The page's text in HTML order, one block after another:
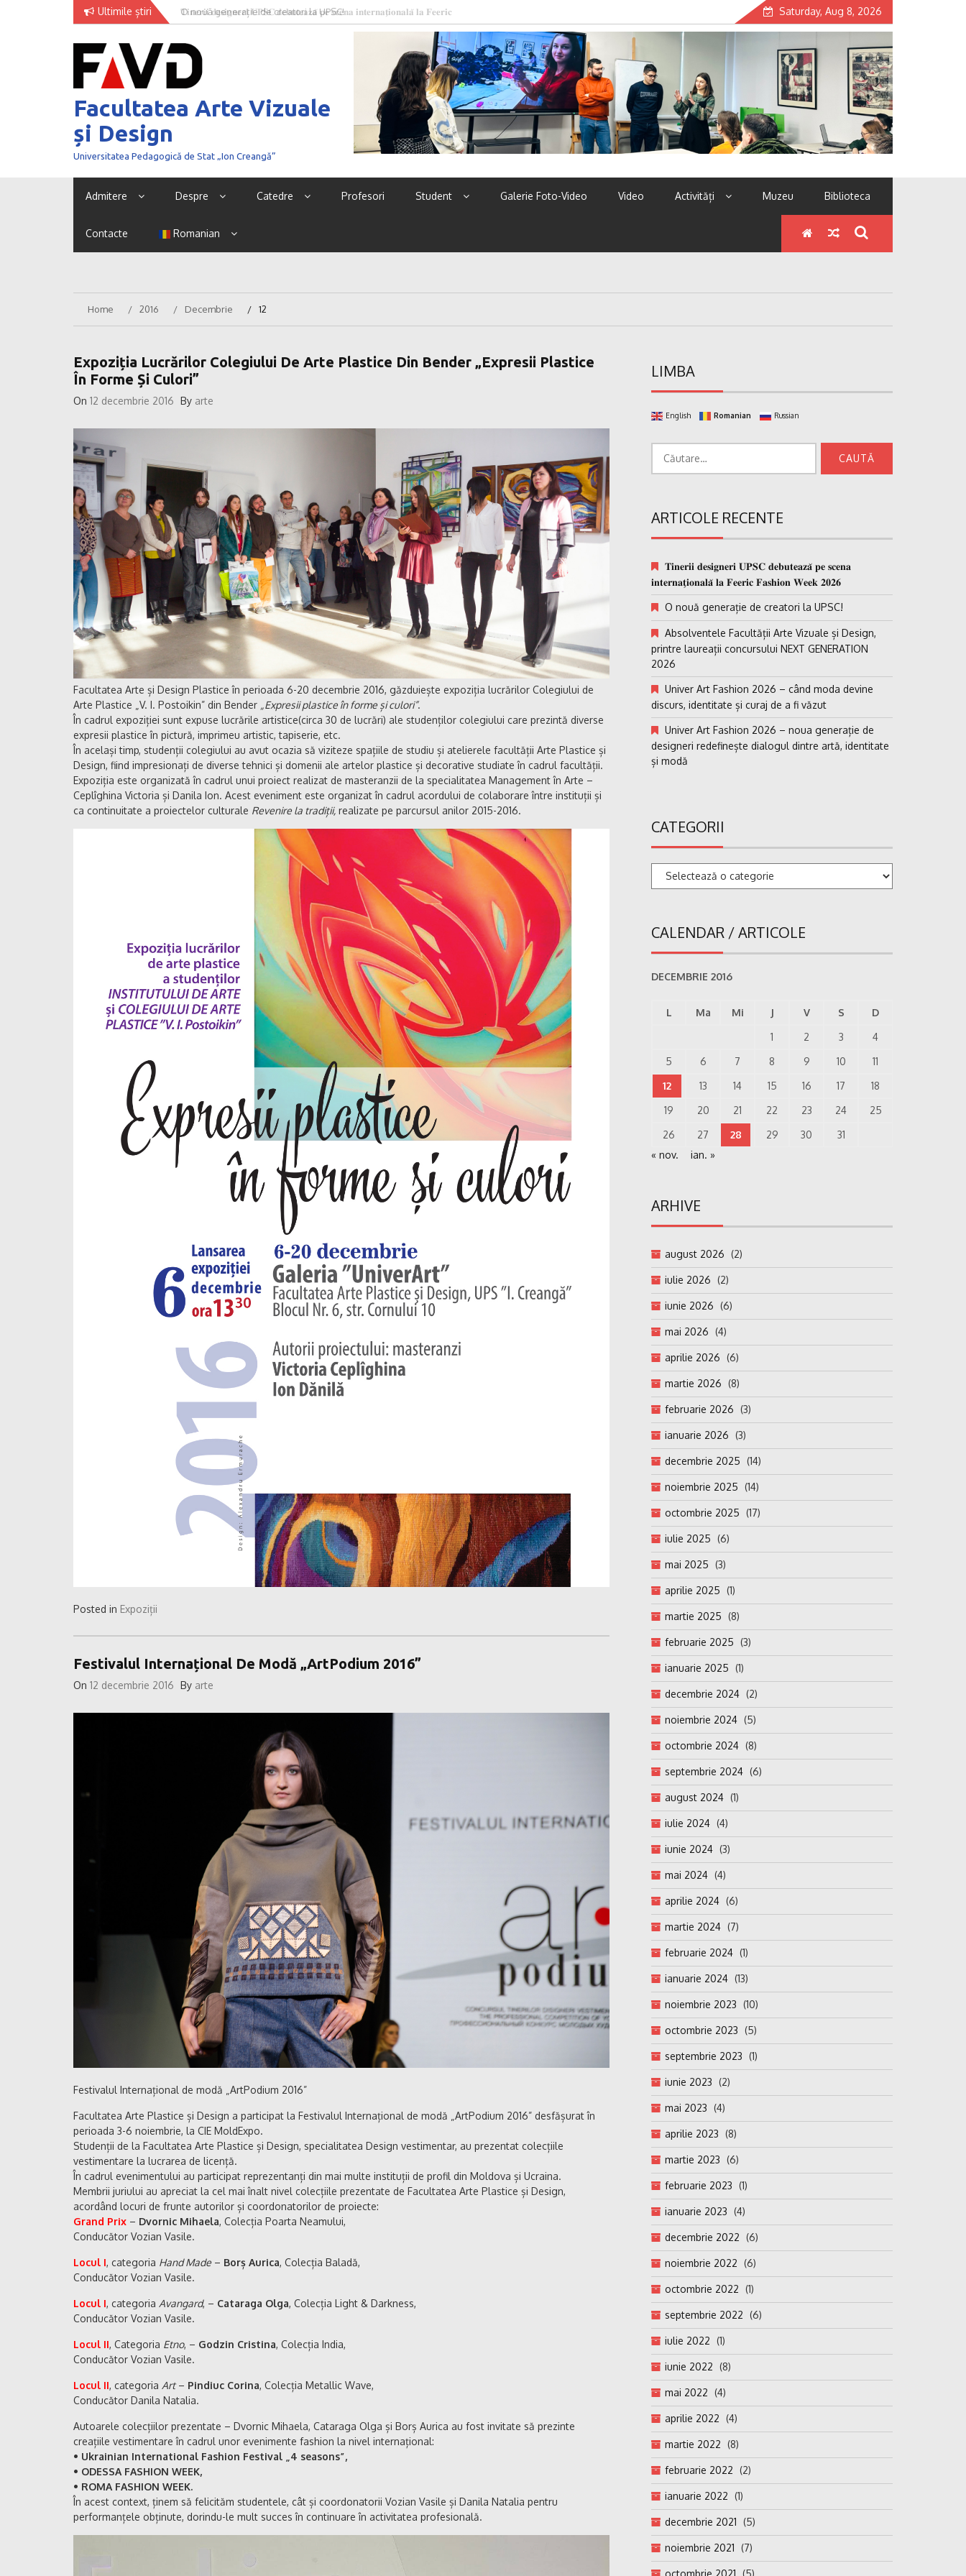
Ultimile știri O nouă generație de creatori la UPSC! Saturday, Aug 8, 2026
Facultatea Arte Vizuale
și Design
Universitatea Pedagogică de Stat „Ion Creangă”
Admitere Despre Catedre Profesori Student Galerie Foto-Video Video Activități Muzeu Biblioteca
Contacte Romanian
Home 2016 Decembrie 12
Expoziția Lucrărilor Colegiului De Arte Plastice Din Bender „Expresii Plastice
În Forme Și Culori”
On 12 decembrie 2016 By arte
Facultatea Arte și Design Plastice în perioada 6-20 decembrie 2016, găzduiește expoziția lucrărilor Colegiului de
Arte Plastice „V. I. Postoikin” din Bender „Expresii plastice în forme și culori”.
În cadrul expoziției sunt expuse lucrările artistice(circa 30 de lucrări) ale studenților colegiului care prezintă diverse
expresii plastice în pictură, imprimeu artistic, tapiserie, etc.
În același timp, studenții colegiului au avut ocazia să viziteze spațiile de studiu și atelierele facultății Arte Plastice și
Design, fiind impresionați de diverse tehnici și domenii ale artelor plastice și decorative studiate în cadrul facultății.
Expoziția este organizată în cadrul unui proiect realizat de masteranzii de la specialitatea Management în Arte –
Ceplîghina Victoria și Danila Ion. Acest eveniment este organizat în cadrul acordului de colaborare între instituții și
ca continuitate a proiectelor culturale Revenire la tradiții, realizate pe parcursul anilor 2015-2016.
Posted in Expoziții
Festivalul Internațional De Modă „ArtPodium 2016”
On 12 decembrie 2016 By arte
Festivalul Internațional de modă „ArtPodium 2016”
Facultatea Arte Plastice și Design a participat la Festivalul Internațional de modă „ArtPodium 2016” desfășurat în
perioada 3-6 noiembrie, la CIE MoldExpo.
Studenții de la Facultatea Arte Plastice și Design, specialitatea Design vestimentar, au prezentat colecțiile
vestimentare la lucrarea de licență.
În cadrul evenimentului au participat reprezentanți din mai multe instituții de profil din Moldova și Ucraina.
Membrii juriului au apreciat la cel mai înalt nivel colecțiile prezentate de Facultatea Arte Plastice și Design,
acordând locuri de frunte autorilor și coordonatorilor de proiecte:
Grand Prix – Dvornic Mihaela, Colecția Poarta Neamului,
Conducător Vozian Vasile.
Locul I, categoria Hand Made – Borș Aurica, Colecția Baladă,
Conducător Vozian Vasile.
Locul I, categoria Avangard, – Cataraga Olga, Colecția Light & Darkness,
Conducător Vozian Vasile.
Locul II, Categoria Etno, – Godzin Cristina, Colecția India,
Conducător Vozian Vasile.
Locul II, categoria Art– Pindiuc Corina, Colecția Metallic Wave,
Conducător Danila Natalia.
Autoarele colecțiilor prezentate – Dvornic Mihaela, Cataraga Olga și Borș Aurica au fost invitate să prezinte
creațiile vestimentare în cadrul unor evenimente fashion la nivel internațional:
• Ukrainian International Fashion Festival „4 seasons”,
• ODESSA FASHION WEEK,
• ROMA FASHION WEEK.
În acest context, ținem să felicităm studentele, cât și coordonatorii Vozian Vasile și Danila Natalia pentru
performanțele obținute, dorindu-le mult succes în continuare în activitatea profesională.
LIMBA
English Romanian Russian
după:
ARTICOLE RECENTE
𝐓𝐢𝐧𝐞𝐫𝐢𝐢 𝐝𝐞𝐬𝐢𝐠𝐧𝐞𝐫𝐢 𝐔𝐏𝐒𝐂 𝐝𝐞𝐛𝐮𝐭𝐞𝐚𝐳𝐚̆ 𝐩𝐞 𝐬𝐜𝐞𝐧𝐚
𝐢𝐧𝐭𝐞𝐫𝐧𝐚𝐭̗𝐢𝐨𝐧𝐚𝐥𝐚̆ 𝐥𝐚 𝐅𝐞𝐞𝐫𝐢𝐜 𝐅𝐚𝐬𝐡𝐢𝐨𝐧 𝐖𝐞𝐞𝐤 𝟐𝟎𝟐𝟔
O nouă generație de creatori la UPSC!
Absolventele Facultății Arte Vizuale și Design,
printre laureații concursului NEXT GENERATION
2026
Univer Art Fashion 2026 – când moda devine
discurs, identitate și curaj de a fi văzut
Univer Art Fashion 2026 – noua generație de
designeri redefinește dialogul dintre artă, identitate
și modă
CATEGORII
Categorii
CALENDAR / ARTICOLE
DECEMBRIE 2016
L Ma Mi J V S
D
1
2 3
4
5
6 7 8 9 10
11
12
13 14 15 16 17
18
19
20 21 22 23 24
25
26
27 28 29 30
31
« nov.
ian. »
ARHIVE
august 2026 (2)
iulie 2026 (2)
iunie 2026 (6)
mai 2026 (4)
aprilie 2026 (6)
martie 2026 (8)
februarie 2026 (3)
ianuarie 2026 (3)
decembrie 2025 (14)
noiembrie 2025 (14)
octombrie 2025 (17)
iulie 2025 (6)
mai 2025 (3)
aprilie 2025 (1)
martie 2025 (8)
februarie 2025 (3)
ianuarie 2025 (1)
decembrie 2024 (2)
noiembrie 2024 (5)
octombrie 2024 (8)
septembrie 2024 (6)
august 2024 (1)
iulie 2024 (4)
iunie 2024 (3)
mai 2024 (4)
aprilie 2024 (6)
martie 2024 (7)
februarie 2024 (1)
ianuarie 2024 (13)
noiembrie 2023 (10)
octombrie 2023 (5)
septembrie 2023 (1)
iunie 2023 (2)
mai 2023 (4)
aprilie 2023 (8)
martie 2023 (6)
februarie 2023 (1)
ianuarie 2023 (4)
decembrie 2022 (6)
noiembrie 2022 (6)
octombrie 2022 (1)
septembrie 2022 (6)
iulie 2022 (1)
iunie 2022 (8)
mai 2022 (4)
aprilie 2022 (4)
martie 2022 (8)
februarie 2022 (2)
ianuarie 2022 (1)
decembrie 2021 (5)
noiembrie 2021 (7)